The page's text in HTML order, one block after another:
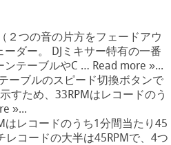
２つの音の片方をフェードアウ
ダー。 DJミキサー特有の一番
テーブルやC … Read more »...
ーブルのスピード切換ボタンで
すため、33RPMはレコードのう
»...
はレコードのうち1分間当たり45
コードの大半は45RPMで、4つ